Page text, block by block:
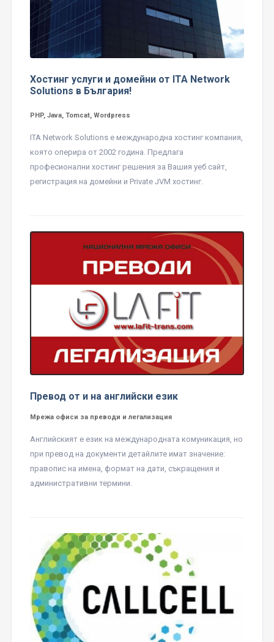
Хостинг услуги и домейни от ITA Network
Solutions в България!
PHP, Java, Tomcat, Wordpress
ITA Network Solutions е международна хостинг компания,
която оперира от 2002 година. Предлага
професионални хостинг решения за Вашия уеб сайт,
регистрация на домейни и Private JVM хостинг.
Превод от и на английски език
Мрежа офиси за преводи и легализация
Английският е език на международната комуникация, но
при превод на документи детайлите имат значение:
правопис на имена, формат на дати, съкращения и
административни термини.